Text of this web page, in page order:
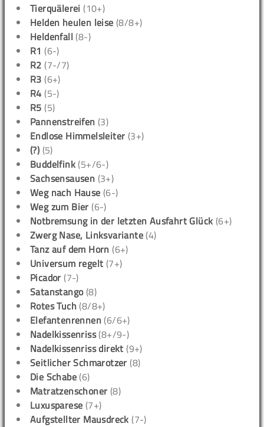
Tierquälerei (10+)
Helden heulen leise (8/8+)
Heldenfall (8-)
R1 (6-)
R2 (7-/7)
R3 (6+)
R4 (5-)
R5 (5)
Pannenstreifen (3)
Endlose Himmelsleiter (3+)
(?) (5)
Buddelfink (5+/6-)
Sachsensausen (3+)
Weg nach Hause (6-)
Weg zum Bier (6-)
Notbremsung in der letzten Ausfahrt Glück (6+)
Zwerg Nase, Linksvariante (4)
Tanz auf dem Horn (6+)
Universum regelt (7+)
Picador (7-)
Satanstango(8)
Rotes Tuch (8/8+)
Elefantenrennen (6/6+)
Nadelkissenriss(8+/9-)
Nadelkissenriss direkt (9+)
Seitlicher Schmarotzer (8)
Die Schabe (6)
Matratzenschoner (8)
Luxusparese (7+)
Aufgstellter Mausdreck (7-)